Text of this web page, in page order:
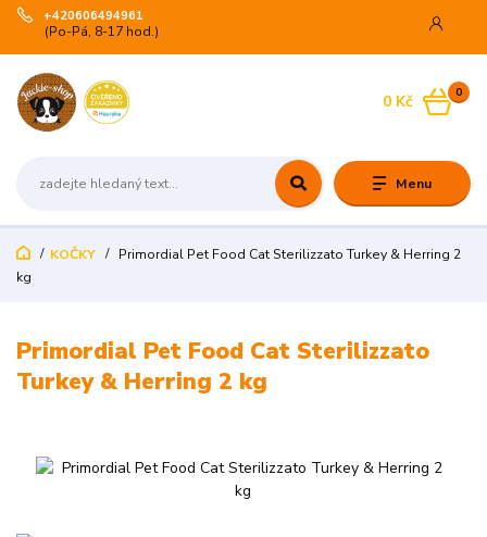
Menu
+420606494961
(Po-Pá, 8-17 hod.)
0
0 Kč
KOČKY
Primordial Pet Food Cat Sterilizzato Turkey & Herring 2
kg
Primordial Pet Food Cat Sterilizzato
Turkey & Herring 2 kg